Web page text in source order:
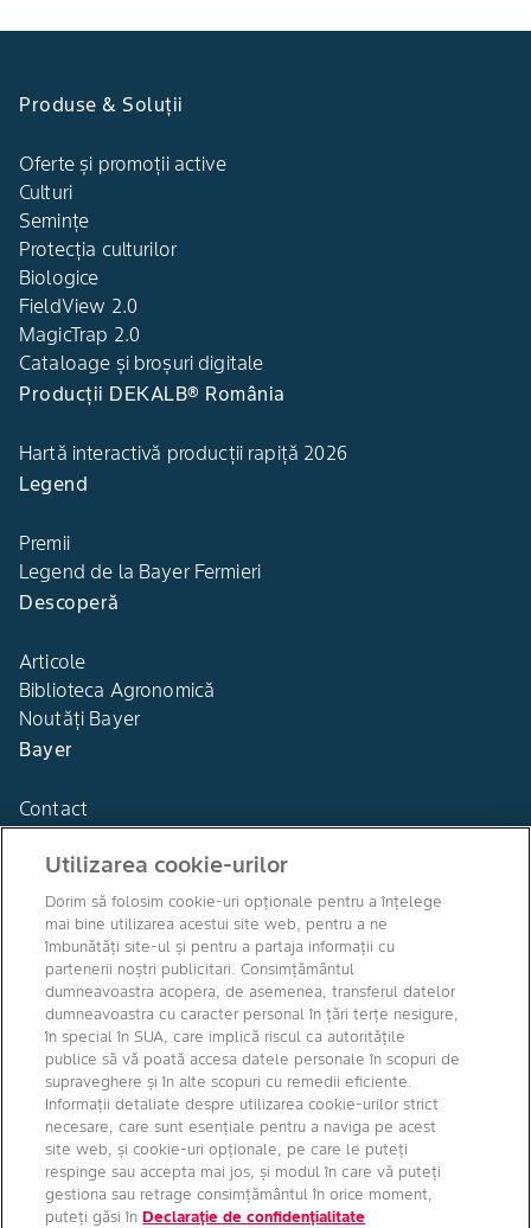
Produse & Soluții
Oferte și promoții active
Culturi
Semințe
Protecția culturilor
Biologice
FieldView 2.0
MagicTrap 2.0
Cataloage și broșuri digitale
Producții DEKALB® România
Hartă interactivă producții rapiță 2026
Legend
Premii
Legend de la Bayer Fermieri
Descoperă
Articole
Biblioteca Agronomică
Noutăți Bayer
Bayer
Contact
Agro Bayer
România
Canale media
Drepturi de autor © Bayer Crop Science 2026
Utilizarea cookie-urilor
Dorim să folosim cookie-uri opționale pentru a înțelege
mai bine utilizarea acestui site web, pentru a ne
îmbunătăți site-ul și pentru a partaja informații cu
partenerii noștri publicitari. Consimțământul
dumneavoastra acopera, de asemenea, transferul datelor
dumneavoastra cu caracter personal în țări terțe nesigure,
în special în SUA, care implică riscul ca autoritățile
publice să vă poată accesa datele personale în scopuri de
supraveghere și în alte scopuri cu remedii eficiente.
Informații detaliate despre utilizarea cookie-urilor strict
necesare, care sunt esențiale pentru a naviga pe acest
site web, și cookie-uri opționale, pe care le puteți
respinge sau accepta mai jos, și modul în care vă puteți
gestiona sau retrage consimțământul în orice moment,
puteți găsi înDeclarație de confidențialitate